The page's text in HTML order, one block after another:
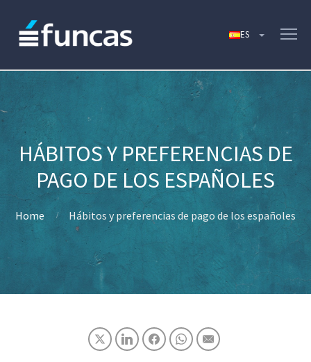
HÁBITOS Y PREFERENCIAS DE
PAGO DE LOS ESPAÑOLES
Home Hábitos y preferencias de pago de los españoles